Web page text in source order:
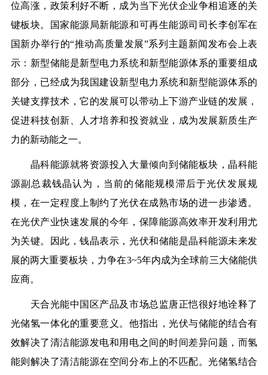
位高涨，政策利好不断，成为当下光伏企业争相追逐的关
键板块。国家能源局新能源和可再生能源司司长李创军在
国新办举行的“推动高质量发展”系列主题新闻发布会上表
示：新型储能是新型电力系统和新型能源体系的重要组成
部分，已经成为我国建设新型电力系统和新型能源体系的
关键支撑技术，它的发展可以带动上下游产业链的发展，
促进科技创新、人才培养和投资就业，成为发展新质生产
力的新动能之一。
晶科能源就将资源投入大量倾向到储能板块，晶科能
源副总裁钱晶认为，当前的储能规模滞后于光伏发展规
模，在一定程度上制约了光伏在成熟市场的进一步渗透。
在光伏产业快速发展的今年，保障能源高效率开发利用尤
为关键。因此，钱晶表示，光伏和储能是晶科能源未来发
展的两大重要板块，力争在3~5年内成为全球前三大储能供
应商。
天合光能中国区产品及市场总监唐正恺很好地诠释了
光储氢一体化的重要意义。他指出，光伏与储能的结合有
效解决了清洁能源发电和用电之间的时间差异问题，而氢
能则解决了清洁能源在空间分布上的不匹配。光储氢结合